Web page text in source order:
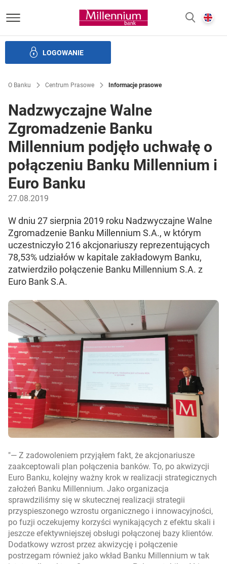
Bank Millennium homepage
LOGOWANIE
O Banku Centrum Prasowe Informacje prasowe
Nadzwyczajne Walne
Zgromadzenie Banku
Millennium podjęło uchwałę o
połączeniu Banku Millennium i
Euro Banku
27.08.2019
W dniu 27 sierpnia 2019 roku Nadzwyczajne Walne
Zgromadzenie Banku Millennium S.A., w którym
uczestniczyło 216 akcjonariuszy reprezentujących
78,53% udziałów w kapitale zakładowym Banku,
zatwierdziło połączenie Banku Millennium S.A. z
Euro Bank S.A.
— Z zadowoleniem przyjąłem fakt, że akcjonariusze
zaakceptowali plan połączenia banków. To, po akwizycji
Euro Banku, kolejny ważny krok w realizacji strategicznych
założeń Banku Millennium. Jako organizacja
sprawdziliśmy się w skutecznej realizacji strategii
przyspieszonego wzrostu organicznego i innowacyjności,
po fuzji oczekujemy korzyści wynikających z efektu skali i
jeszcze efektywniejszej obsługi połączonej bazy klientów.
Dodatkowy wzrost przez akwizycję i połączenie
postrzegam również jako wkład Banku Millennium w tak